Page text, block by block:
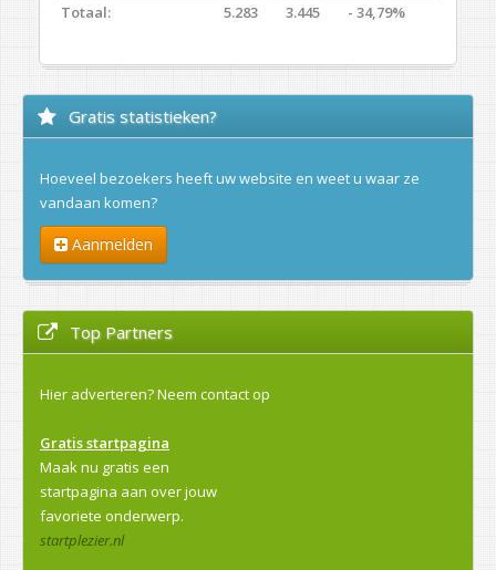
Totaal:
5.283 3.445 - 34,79%
Gratis statistieken?
Hoeveel bezoekers heeft uw website en weet u waar ze
vandaan komen?
Aanmelden
Top Partners
Hier adverteren?Neem contact op
Gratis startpagina
Maak nu gratis een
startpagina aan over jouw
favoriete onderwerp.
startplezier.nl